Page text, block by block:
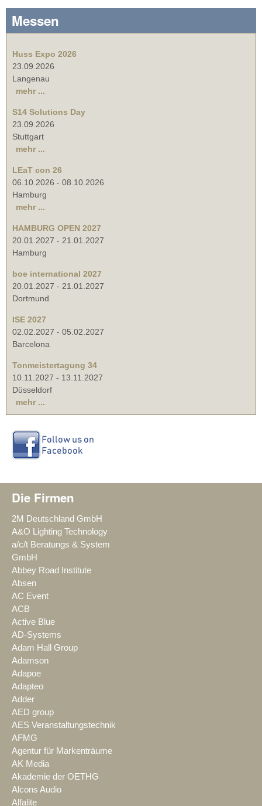
Messen
Huss Expo 2026
23.09.2026
Langenau
mehr ...
S14 Solutions Day
23.09.2026
Stuttgart
mehr ...
LEaT con 26
06.10.2026 - 08.10.2026
Hamburg
mehr ...
HAMBURG OPEN 2027
20.01.2027 - 21.01.2027
Hamburg
boe international 2027
20.01.2027 - 21.01.2027
Dortmund
ISE 2027
02.02.2027 - 05.02.2027
Barcelona
Tonmeistertagung 34
10.11.2027 - 13.11.2027
Düsseldorf
mehr ...
Die Firmen
2M Deutschland GmbH
A&O Lighting Technology
a/c/t Beratungs & System
GmbH
Abbey Road Institute
Absen
AC Event
ACB
Active Blue
AD-Systems
Adam Hall Group
Adamson
Adapoe
Adapteo
Adder
AED group
AES Veranstaltungstechnik
AFMG
Agentur für Markenträume
AK Media
Akademie der OETHG
Alcons Audio
Alfalite